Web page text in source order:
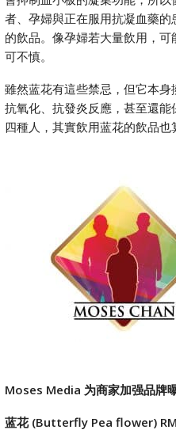
者、孕婦與正在服用抗凝血藥
的飲品。像孕婦若大量飲用，
可不慎。
雖然蓝花有這些禁忌，但它本
抗氧化、抗發炎反應，甚至還
四種人，其實飲用蓝花的飲品也
Moses Media 为商家加强品牌
蓝花 (Butterfly Pea flower)